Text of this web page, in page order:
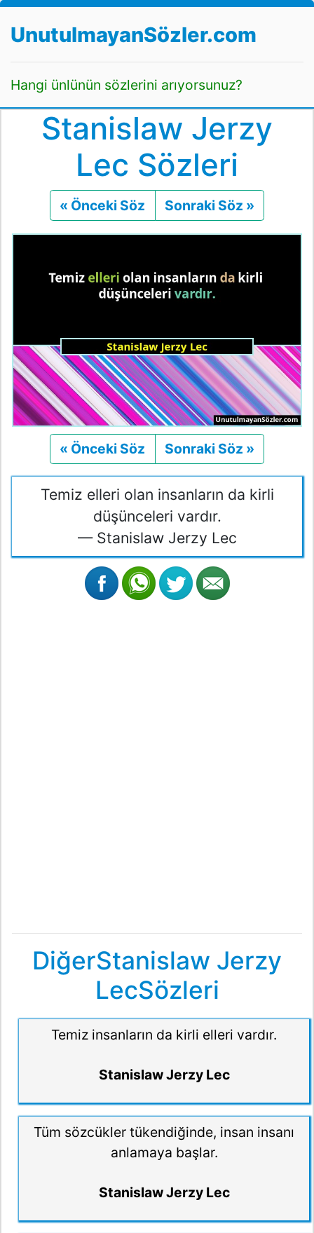
UnutulmayanSözler.com
Hangi ünlünün sözlerini arıyorsunuz?
Stanislaw Jerzy
Lec Sözleri
« Önceki Söz Önceki
Sonraki Söz »
« Önceki Söz Önceki
Sonraki Söz »
Temiz elleri olan insanların da kirli
düşünceleri vardır.
— Stanislaw Jerzy Lec
DiğerStanislaw Jerzy
LecSözleri
Temiz insanların da kirli elleri vardır.
Stanislaw Jerzy Lec
Tüm sözcükler tükendiğinde, insan insanı
anlamaya başlar.
Stanislaw Jerzy Lec